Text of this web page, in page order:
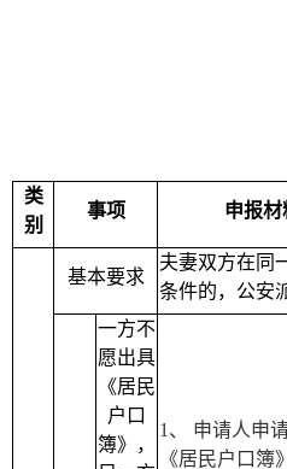
类
别
事项 申报材
基本要求
夫妻双方在同
条件的，公安
一方不
愿出具
《居民
户口
簿》，
1 、 申请人申
《居民户口簿